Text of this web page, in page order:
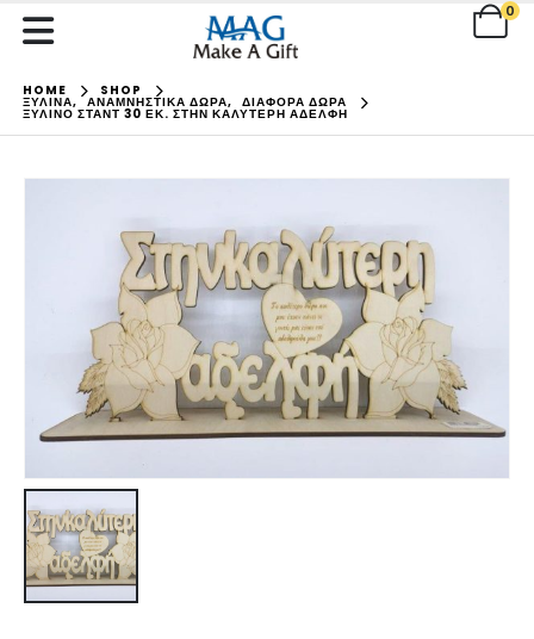
0
HOME SHOP
ΞΥΛΙΝΑ, ΑΝΑΜΝΗΣΤΙΚΑ ΔΩΡΑ, ΔΙΑΦΟΡΑ ΔΩΡΑ
ΞΎΛΙΝΟ ΣΤΑΝΤ 30 ΕΚ. ΣΤΗΝ ΚΑΛΎΤΕΡΗ ΑΔΕΛΦΉ